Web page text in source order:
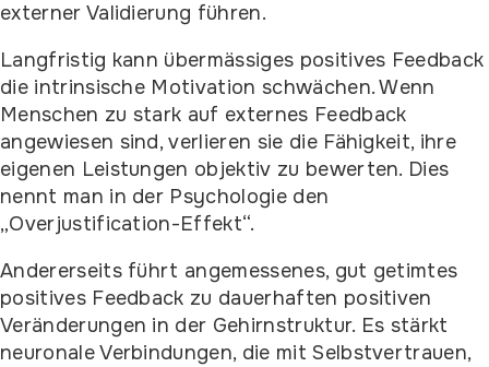
externer Validierung führen.
Langfristig kann übermässiges positives Feedback
die intrinsische Motivation schwächen. Wenn
Menschen zu stark auf externes Feedback
angewiesen sind, verlieren sie die Fähigkeit, ihre
eigenen Leistungen objektiv zu bewerten. Dies
nennt man in der Psychologie den
„Overjustification-Effekt“.
Andererseits führt angemessenes, gut getimtes
positives Feedback zu dauerhaften positiven
Veränderungen in der Gehirnstruktur. Es stärkt
neuronale Verbindungen, die mit Selbstvertrauen,